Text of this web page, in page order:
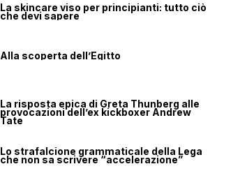
La skincare viso per principianti: tutto ciò
che devi sapere
Alla scoperta dell’Egitto
La risposta epica di Greta Thunberg alle
provocazioni dell’ex kickboxer Andrew
Tate
Lo strafalcione grammaticale della Lega
che non sa scrivere “accelerazione”